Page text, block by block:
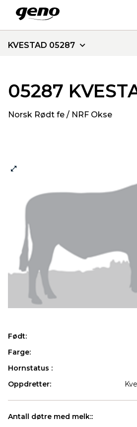
KVESTAD 05287
05287
Norsk Rødt fe / NRF Okse
Født:
Farge:
Hornstatus :
Oppdretter:
Antall døtre med melk::